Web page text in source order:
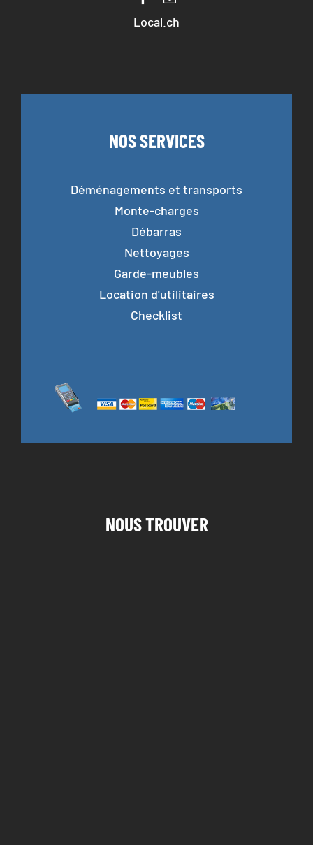
Local.ch
NOS SERVICES
Déménagements et transports
Monte-charges
Débarras
Nettoyages
Garde-meubles
Location d'utilitaires
Checklist
NOUS TROUVER